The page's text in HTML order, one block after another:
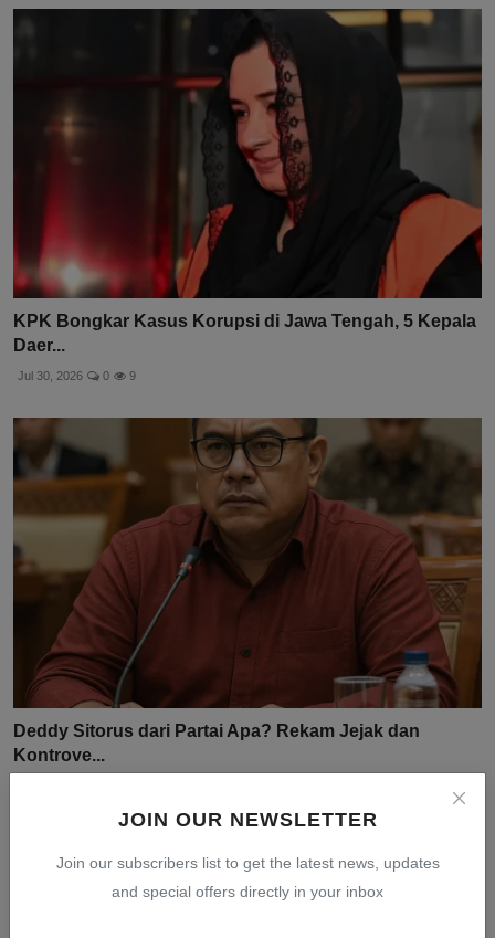
JOIN OUR NEWSLETTER
Join our subscribers list to get the latest news, updates
and special offers directly in your inbox
KPK Bongkar Kasus Korupsi di Jawa Tengah, 5 Kepala
Daer...
Jul 30, 2026 0 9
Deddy Sitorus dari Partai Apa? Rekam Jejak dan
Kontrove...